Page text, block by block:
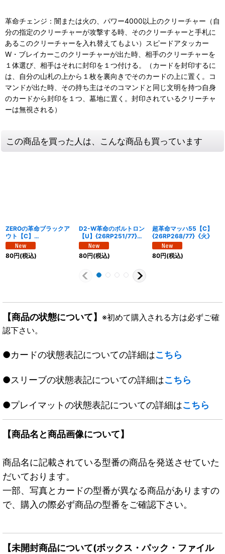
革命チェンジ：闇または火の、パワー4000以上のクリーチャー（自
分の指定のクリーチャーが攻撃する時、そのクリーチャーと手札に
あるこのクリーチャーを入れ替えてもよい）スピードアタッカー
W・ブレイカーこのクリーチャーが出た時、相手のクリーチャーを
１体選び、相手はそれに封印を１つ付ける。（カードを封印するに
は、自分の山札の上から１枚を裏向きでそのカードの上に置く。コ
マンドが出た時、その持ち主はそのコマンドと同じ文明を持つ自身
のカードから封印を１つ、墓地に置く。封印されているクリーチャ
ーは無視される）
この商品を買った人は、こんな商品も買っています
ZEROの革命ブラックア
ウト【C】
{26RP263/77}《闇》
80円(税込)
D2-W革命のボルトロン
【U】{26RP251/77}
《多》
80円(税込)
超革命マッハ55【C】
{26RP268/77}《火》
80円(税込)
【商品の状態について】 ※初めて購入される方は必ずご確
認下さい。
●カードの状態表記についての詳細はこちら
●スリーブの状態表記についての詳細はこちら
●プレイマットの状態表記についての詳細はこちら
【商品名と商品画像について】
商品名に記載されている型番の商品を発送させていた
だいております。
一部、写真とカードの型番が異なる商品がありますの
で、購入の際必ず商品の型番をご確認下さい。
【未開封商品について(ボックス・パック・ファイル